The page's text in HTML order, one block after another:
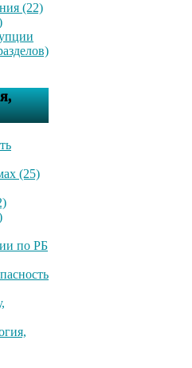
(22)
(25)
по РБ